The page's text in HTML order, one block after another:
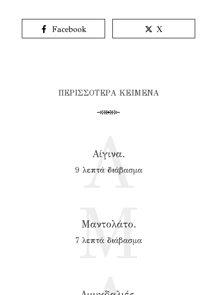
Facebook X
ΠΕΡΙΣΣΟΤΕΡΑ ΚΕΙΜΕΝΑ
Αίγινα.
9 λεπτά διάβασμα
Α
Μαντολάτο.
7 λεπτά διάβασμα
Μ